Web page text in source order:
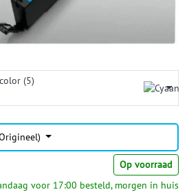
(5)
Op voorraad
voor 17:00 besteld, morgen in huis